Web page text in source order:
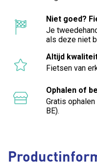
Niet goed?
Je
als deze niet
Altijd
Fietsen van
Ophalen of
Gratis
BE).